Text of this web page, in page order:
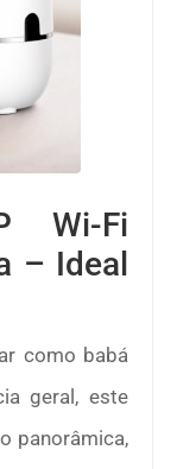
Wi-Fi
– Ideal
como babá
geral, este
panorâmica,